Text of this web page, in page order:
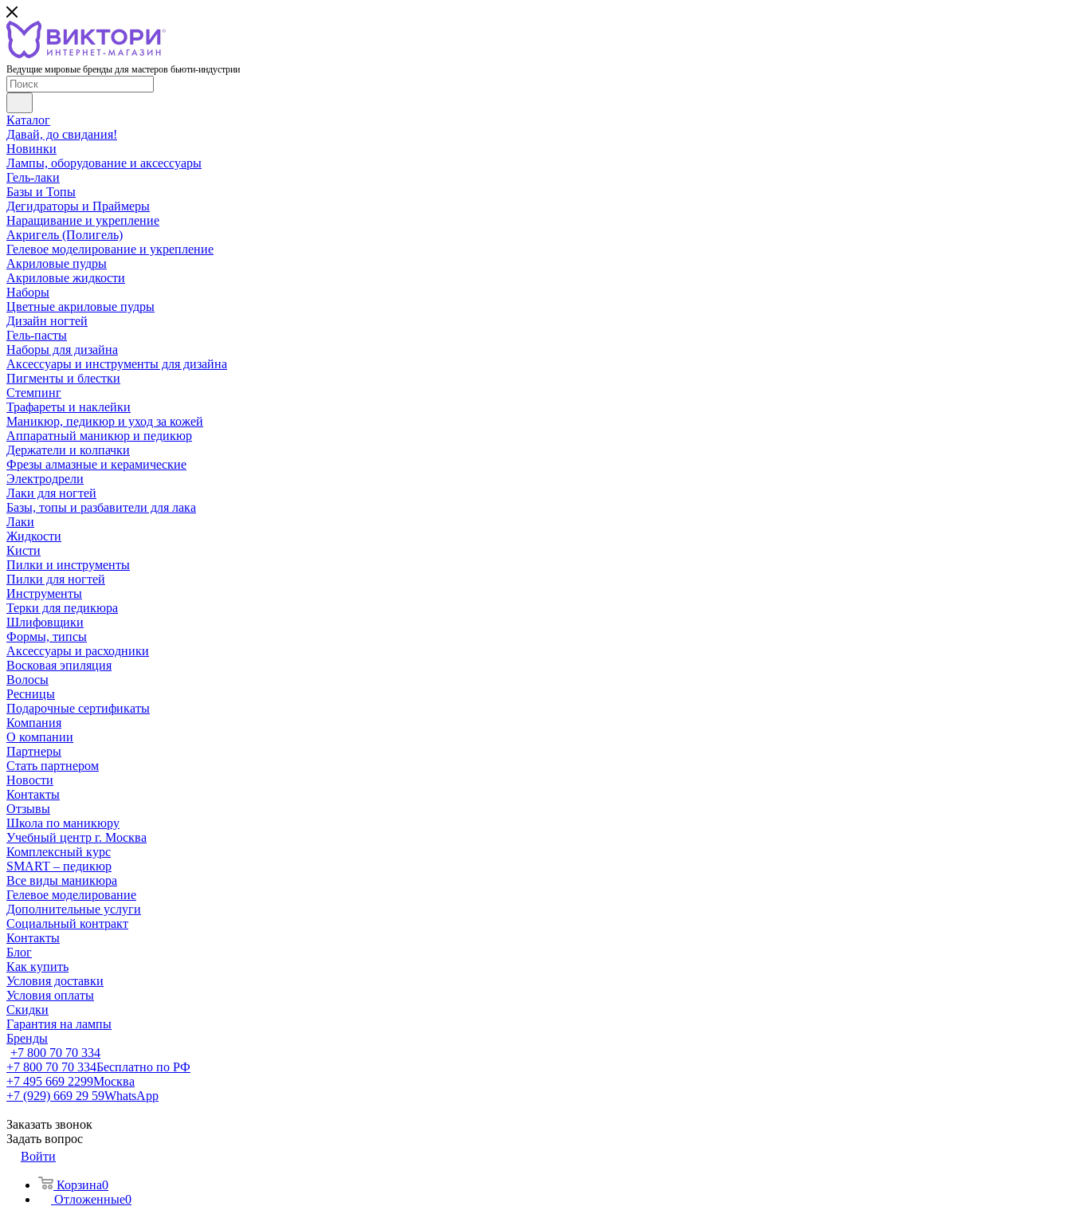
Ведущие мировые бренды для мастеров бьюти-индустрии
Каталог
Давай, до свидания!
Новинки
Лампы, оборудование и аксессуары
Гель-лаки
Базы и Топы
Дегидраторы и Праймеры
Наращивание и укрепление
Акригель (Полигель)
Гелевое моделирование и укрепление
Акриловые пудры
Акриловые жидкости
Наборы
Цветные акриловые пудры
Дизайн ногтей
Гель-пасты
Наборы для дизайна
Аксессуары и инструменты для дизайна
Пигменты и блестки
Стемпинг
Трафареты и наклейки
Маникюр, педикюр и уход за кожей
Аппаратный маникюр и педикюр
Держатели и колпачки
Фрезы алмазные и керамические
Электродрели
Лаки для ногтей
Базы, топы и разбавители для лака
Лаки
Жидкости
Кисти
Пилки и инструменты
Пилки для ногтей
Инструменты
Терки для педикюра
Шлифовщики
Формы, типсы
Аксессуары и расходники
Восковая эпиляция
Волосы
Ресницы
Подарочные сертификаты
Компания
О компании
Партнеры
Стать партнером
Новости
Контакты
Отзывы
Школа по маникюру
Учебный центр г. Москва
Комплексный курс
SMART – педикюр
Все виды маникюра
Гелевое моделирование
Дополнительные услуги
Социальный контракт
Контакты
Блог
Как купить
Условия доставки
Условия оплаты
Скидки
Гарантия на лампы
Бренды
+7 800 70 70 334
+7 800 70 70 334Бесплатно по РФ
+7 495 669 2299Москва
+7 (929) 669 29 59WhatsApp
Заказать звонок
Задать вопрос
Войти
Корзина0
Отложенные0